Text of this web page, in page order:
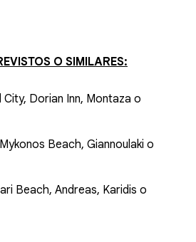
O SIMILARES:
Dorian Inn, Montaza o
Beach, Giannoulaki o
Beach, Andreas, Karidis o